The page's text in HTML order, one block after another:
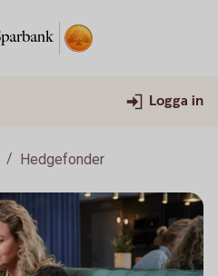
Logga in
Hedgefonder